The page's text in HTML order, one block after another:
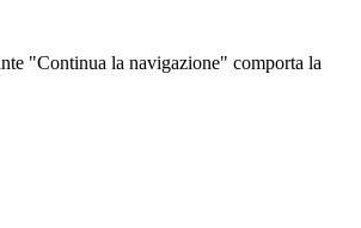
"Continua la navigazione" comporta la